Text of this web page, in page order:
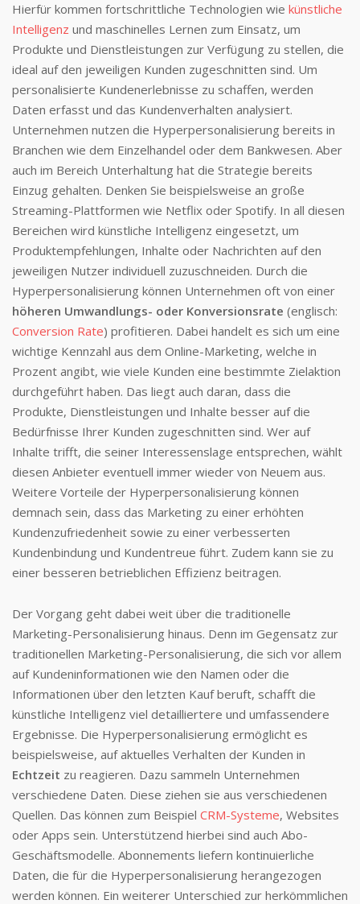
Hierfür kommen fortschrittliche Technologien wie künstliche
Intelligenz und maschinelles Lernen zum Einsatz, um
Produkte und Dienstleistungen zur Verfügung zu stellen, die
ideal auf den jeweiligen Kunden zugeschnitten sind. Um
personalisierte Kundenerlebnisse zu schaffen, werden
Daten erfasst und das Kundenverhalten analysiert.
Unternehmen nutzen die Hyperpersonalisierung bereits in
Branchen wie dem Einzelhandel oder dem Bankwesen. Aber
auch im Bereich Unterhaltung hat die Strategie bereits
Einzug gehalten. Denken Sie beispielsweise an große
Streaming-Plattformen wie Netflix oder Spotify. In all diesen
Bereichen wird künstliche Intelligenz eingesetzt, um
Produktempfehlungen, Inhalte oder Nachrichten auf den
jeweiligen Nutzer individuell zuzuschneiden. Durch die
Hyperpersonalisierung können Unternehmen oft von einer
höheren Umwandlungs- oder Konversionsrate (englisch:
Conversion Rate) profitieren. Dabei handelt es sich um eine
wichtige Kennzahl aus dem Online-Marketing, welche in
Prozent angibt, wie viele Kunden eine bestimmte Zielaktion
durchgeführt haben. Das liegt auch daran, dass die
Produkte, Dienstleistungen und Inhalte besser auf die
Bedürfnisse Ihrer Kunden zugeschnitten sind. Wer auf
Inhalte trifft, die seiner Interessenslage entsprechen, wählt
diesen Anbieter eventuell immer wieder von Neuem aus.
Weitere Vorteile der Hyperpersonalisierung können
demnach sein, dass das Marketing zu einer erhöhten
Kundenzufriedenheit sowie zu einer verbesserten
Kundenbindung und Kundentreue führt. Zudem kann sie zu
einer besseren betrieblichen Effizienz beitragen.
Der Vorgang geht dabei weit über die traditionelle
Marketing-Personalisierung hinaus. Denn im Gegensatz zur
traditionellen Marketing-Personalisierung, die sich vor allem
auf Kundeninformationen wie den Namen oder die
Informationen über den letzten Kauf beruft, schafft die
künstliche Intelligenz viel detailliertere und umfassendere
Ergebnisse. Die Hyperpersonalisierung ermöglicht es
beispielsweise, auf aktuelles Verhalten der Kunden in
Echtzeit zu reagieren. Dazu sammeln Unternehmen
verschiedene Daten. Diese ziehen sie aus verschiedenen
Quellen. Das können zum Beispiel CRM-Systeme, Websites
oder Apps sein. Unterstützend hierbei sind auch Abo-
Geschäftsmodelle. Abonnements liefern kontinuierliche
Daten, die für die Hyperpersonalisierung herangezogen
werden können. Ein weiterer Unterschied zur herkömmlichen